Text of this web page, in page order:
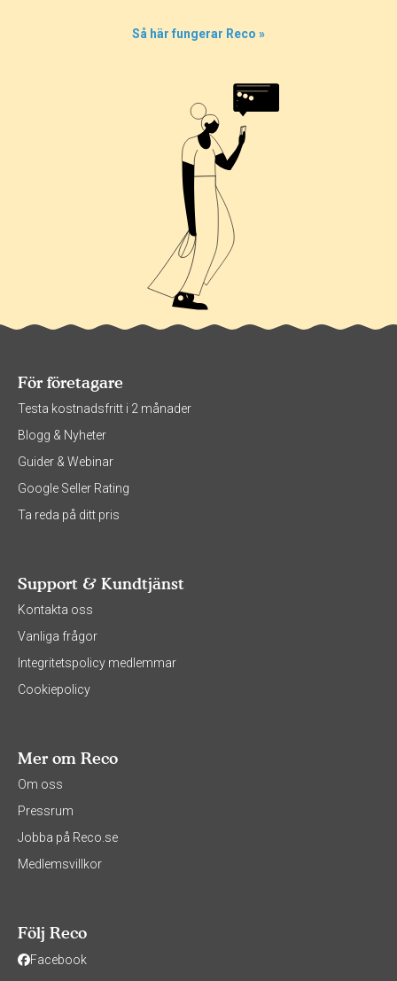
Så här fungerar Reco »
För företagare
Testa kostnadsfritt i 2 månader
Blogg & Nyheter
Guider & Webinar
Google Seller Rating
Ta reda på ditt pris
Support & Kundtjänst
Kontakta oss
Vanliga frågor
Integritetspolicy medlemmar
Cookiepolicy
Mer om Reco
Om oss
Pressrum
Jobba på Reco.se
Medlemsvillkor
Följ Reco
Facebook